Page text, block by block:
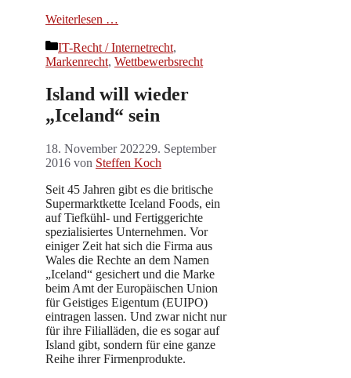
Weiterlesen …
Kategorien
IT-Recht / Internetrecht,
Markenrecht, Wettbewerbsrecht
Island will wieder
„Iceland“ sein
18. November 202229. September
2016 von Steffen Koch
Seit 45 Jahren gibt es die britische
Supermarktkette Iceland Foods, ein
auf Tiefkühl- und Fertiggerichte
spezialisiertes Unternehmen. Vor
einiger Zeit hat sich die Firma aus
Wales die Rechte an dem Namen
„Iceland“ gesichert und die Marke
beim Amt der Europäischen Union
für Geistiges Eigentum (EUIPO)
eintragen lassen. Und zwar nicht nur
für ihre Filialläden, die es sogar auf
Island gibt, sondern für eine ganze
Reihe ihrer Firmenprodukte.